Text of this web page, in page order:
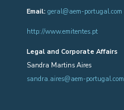
Email: geral@aem-portugal.com
http://www.emitentes.pt
Legal and Corporate Affairs
Sandra Martins Aires
sandra.aires@aem-portugal.com